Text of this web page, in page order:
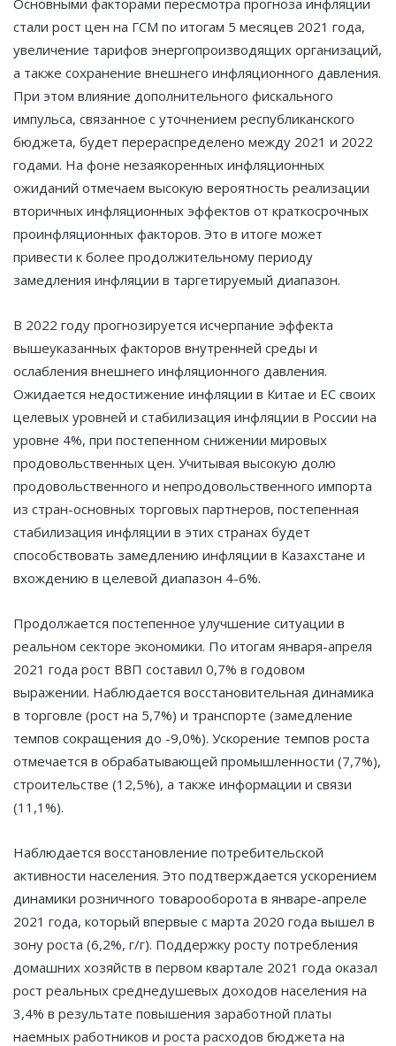
стали рост цен на ГСМ по итогам 5 месяцев 2021 года,
увеличение тарифов энергопроизводящих организаций,
а также сохранение внешнего инфляционного давления.
При этом влияние дополнительного фискального
импульса, связанное с уточнением республиканского
бюджета, будет перераспределено между 2021 и 2022
годами. На фоне незаякоренных инфляционных
ожиданий отмечаем высокую вероятность реализации
вторичных инфляционных эффектов от краткосрочных
проинфляционных факторов. Это в итоге может
привести к более продолжительному периоду
замедления инфляции в таргетируемый диапазон.
В 2022 году прогнозируется исчерпание эффекта
вышеуказанных факторов внутренней среды и
ослабления внешнего инфляционного давления.
Ожидается недостижение инфляции в Китае и ЕС своих
целевых уровней и стабилизация инфляции в России на
уровне 4%, при постепенном снижении мировых
продовольственных цен. Учитывая высокую долю
продовольственного и непродовольственного импорта
из стран-основных торговых партнеров, постепенная
стабилизация инфляции в этих странах будет
способствовать замедлению инфляции в Казахстане и
вхождению в целевой диапазон 4-6%.
Продолжается постепенное улучшение ситуации в
реальном секторе экономики. По итогам января-апреля
2021 года рост ВВП составил 0,7% в годовом
выражении. Наблюдается восстановительная динамика
в торговле (рост на 5,7%) и транспорте (замедление
темпов сокращения до -9,0%). Ускорение темпов роста
отмечается в обрабатывающей промышленности (7,7%),
строительстве (12,5%), а также информации и связи
(11,1%).
Наблюдается восстановление потребительской
активности населения. Это подтверждается ускорением
динамики розничного товарооборота в январе-апреле
2021 года, который впервые с марта 2020 года вышел в
зону роста (6,2%, г/г). Поддержку росту потребления
домашних хозяйств в первом квартале 2021 года оказал
рост реальных среднедушевых доходов населения на
3,4% в результате повышения заработной платы
наемных работников и роста расходов бюджета на